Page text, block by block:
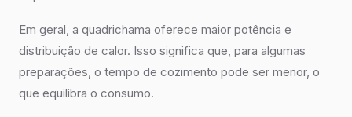
Em geral, a quadrichama oferece maior potência e
distribuição de calor. Isso significa que, para algumas
preparações, o tempo de cozimento pode ser menor, o
que equilibra o consumo.